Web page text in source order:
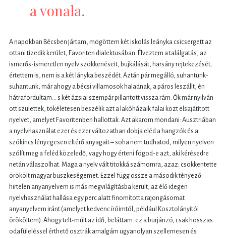
a vonala.
A napokban Bécsben jártam, mögöttem két iskolás leányka csicsergett az
ottani tizedik kerület, Favoriten dialektusában. Élveztem a találgatás, az
ismerős-ismeretlen nyelv szökkenéseit, bujkálását, harsány rejtekezését;
értettem is, nem is a két lányka beszédét. Aztán pár megálló, suhantunk-
suhantunk, már ahogy a bécsi villamosok haladnak, a páros leszállt, én
hátrafordultam… s két ázsiai szempár pillantott vissza rám. Ők már nyilván
ott születtek, tökéletesen beszélik azt a lakóházaik falai közt elsajátított
nyelvet, amelyet Favoritenben hallottak. Azt akarom mondani: Ausztriában
a nyelvhasználat ezer és ezer változatban dobja eléd a hangzók és a
szókincs lényegesen eltérő anyagait – soha nem tudhatod, milyen nyelven
szólít meg a feléd közeledő, vagy hogy érteni fogod-e azt, aki kérésedre
netán válaszolhat. Maga a nyelv vált titokká számomra, azaz: csökkentette
örökölt magyar büszkeségemet. Ezzel függ össze a második tényező:
hirtelen anyanyelvem is más megvilágításba került, az élő idegen
nyelvhasználat hallása egy perc alatt finomította rajongásomat
anyanyelvem iránt (amelyet kedvenc íróimtól, például Kosztolányitól
örököltem). Ahogy telt-múlt az idő, beláttam: ez a burjánzó, csak hosszas
odafüleléssel érthető osztrák amalgám ugyanolyan szellemesen és